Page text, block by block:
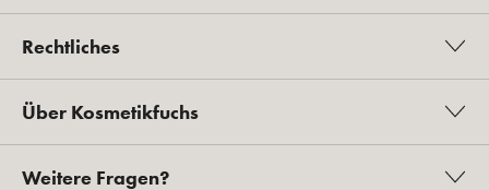
Rechtliches
Über Kosmetikfuchs
Weitere Fragen?